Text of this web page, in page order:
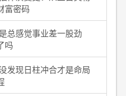
富密码
总感觉事业差一股劲
吗
发现日柱冲合才是命局